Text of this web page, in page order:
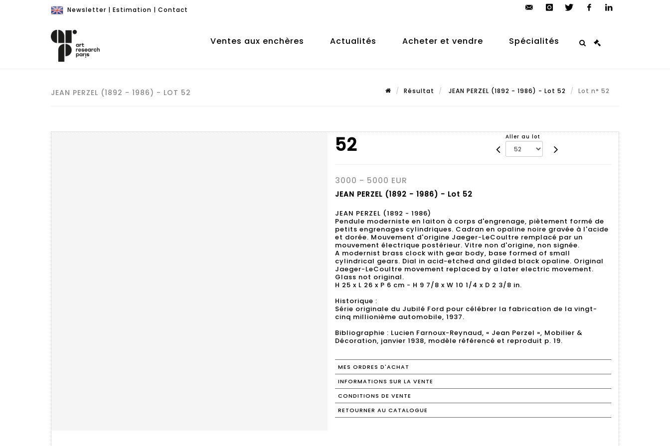
Newsletter | Estimation | Contact
auction.com
Ventes aux enchères Actualités Acheter et vendre Spécialités
JEAN PERZEL (1892 - 1986) - LOT 52 Résultat JEAN PERZEL (1892 - 1986) - Lot 52 Lot n° 52
52 Aller au lot
3000 - 5000 EUR
JEAN PERZEL (1892 - 1986) - Lot 52
JEAN PERZEL (1892 - 1986)
Pendule moderniste en laiton à corps d'engrenage, piètement formé de
petits engrenages cylindriques. Cadran en opaline noire gravée à l'acide
et dorée. Mouvement d'origine Jaeger-LeCoultre remplacé par un
mouvement électrique postérieur. Vitre non d'origine, non signée.
A modernist brass clock with gear body, base formed of small
cylindrical gears. Dial in acid-etched and gilded black opaline. Original
Jaeger-LeCoultre movement replaced by a later electric movement.
Glass not original.
H 25 x L 26 x P 6 cm - H 9 7/8 x W 10 1/4 x D 2 3/8 in.
Historique :
Série originale du Jubilé Ford pour célébrer la fabrication de la vingt-
cinq millionième automobile, 1937.
Bibliographie : Lucien Farnoux-Reynaud, « Jean Perzel », Mobilier &
MES ORDRES D'ACHAT
INFORMATIONS SUR LA VENTE
CONDITIONS DE VENTE
RETOURNER AU CATALOGUE